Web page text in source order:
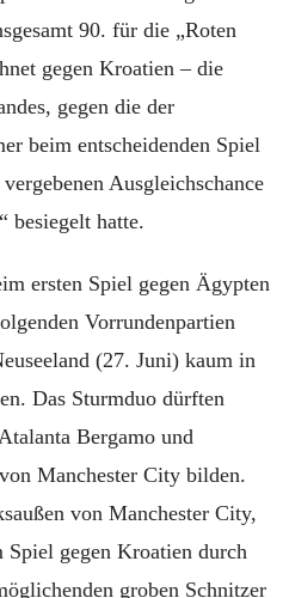
90. für die „Roten
gegen Kroatien – die
gegen die der
beim entscheidenden Spiel
Ausgleichschance
besiegelt hatte.
ersten Spiel gegen Ägypten
Vorrundenpartien
(27. Juni) kaum in
Das Sturmduo dürften
Bergamo und
Manchester City bilden.
von Manchester City,
gegen Kroatien durch
groben Schnitzer